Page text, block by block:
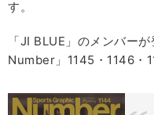
す。
「JI BLUE」のメンバー
Number」1145・1146・